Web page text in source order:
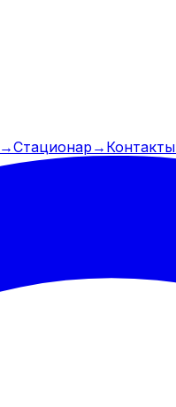
→Стационар → Контакты